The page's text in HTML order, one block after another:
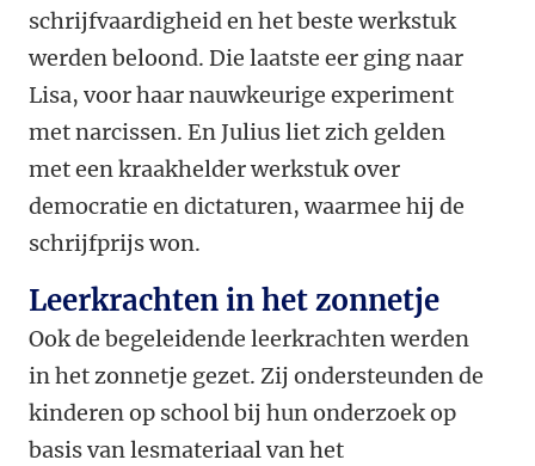
schrijfvaardigheid en het beste werkstuk
werden beloond. Die laatste eer ging naar
Lisa, voor haar nauwkeurige experiment
met narcissen. En Julius liet zich gelden
met een kraakhelder werkstuk over
democratie en dictaturen, waarmee hij de
schrijfprijs won.
Leerkrachten in het zonnetje
Ook de begeleidende leerkrachten werden
in het zonnetje gezet. Zij ondersteunden de
kinderen op school bij hun onderzoek op
basis van lesmateriaal van het